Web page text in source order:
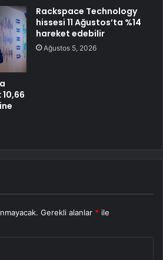
Rackspace Technology
hissesi 11 Ağustos’ta %14
hareket edebilir
Ağustos 5, 2026
Gerekli alanlar * ile